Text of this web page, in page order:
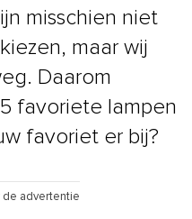
misschien niet
maar wij
Daarom
favoriete lampen
favoriet er bij?
de advertentie